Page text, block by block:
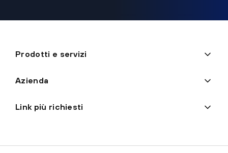
Prodotti e servizi
Azienda
Link più richiesti